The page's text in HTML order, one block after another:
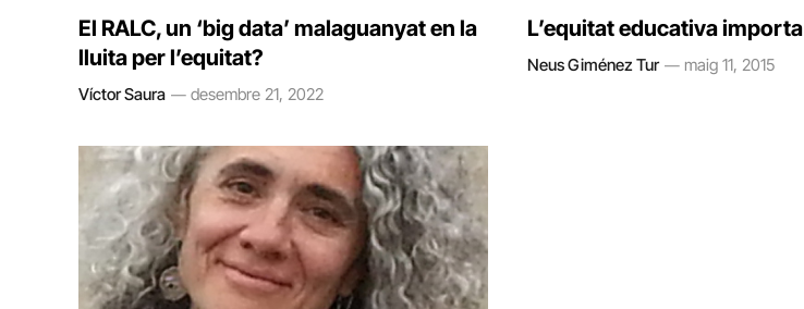
El RALC, un ‘big data’ malaguanyat en la
lluita per l’equitat?
Víctor Saura desembre 21, 2022
L’equitat educativa importa
Neus Giménez Tur maig 11, 2015